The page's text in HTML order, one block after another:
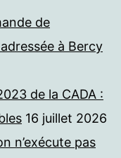
de
à Bercy
de la CADA :
16 juillet 2026
n’exécute pas